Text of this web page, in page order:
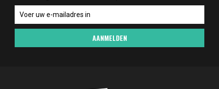
ontvang
als
acties
AANMELDEN